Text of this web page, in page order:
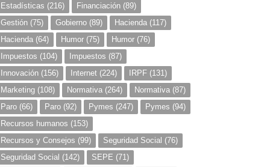
Estadísticas (216) Financiación (89)
Gestión (75) Gobierno (89) Hacienda (117)
Hacienda (64) Humor (75) Humor (76)
Impuestos (104) Impuestos (87)
Innovación (156) Internet (224) IRPF (131)
Marketing (108) Normativa (264) Normativa (87)
Paro (66) Paro (92) Pymes (247) Pymes (94)
Recursos humanos (153)
Recursos y Consejos (99) Seguridad Social (76)
Seguridad Social (142) SEPE (71)